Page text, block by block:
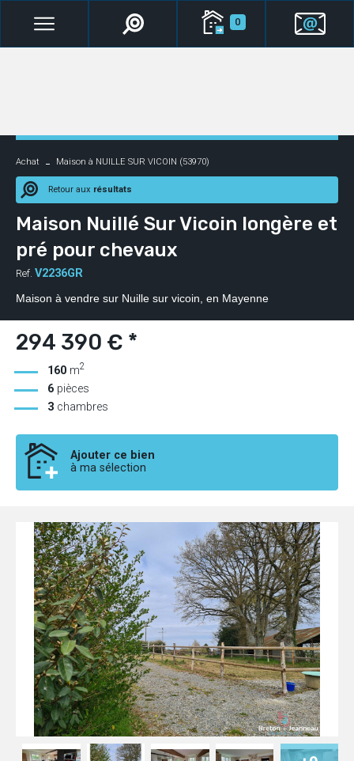
0
Achat Maison à NUILLE SUR VICOIN (53970)
Retour aux résultats
Maison Nuillé Sur Vicoin longère et
pré pour chevaux
Ref. V2236GR
Maison à vendre sur Nuille sur vicoin, en Mayenne
294 390 € *
160 m2
6 pièces
3 chambres
Ajouter ce bien
à ma sélection